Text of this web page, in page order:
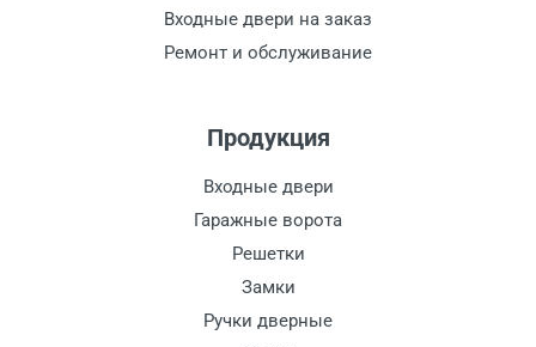
Входные двери на заказ
Ремонт и обслуживание
Продукция
Входные двери
Гаражные ворота
Решетки
Замки
Ручки дверные